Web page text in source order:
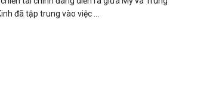
đã tập trung vào việc ...